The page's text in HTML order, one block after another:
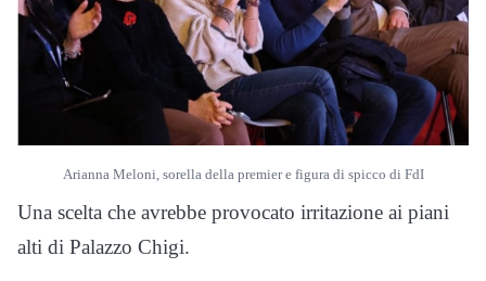
Arianna Meloni, sorella della premier e figura di spicco di FdI
Una scelta che avrebbe provocato irritazione ai piani
alti di Palazzo Chigi.